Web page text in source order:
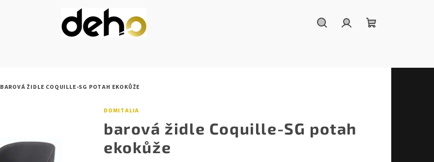
košík
BAROVÁ ŽIDLE COQUILLE-SG POTAH EKOKŮŽE
DOMITALIA
barová židle Coquille-SG potah
ekokůže